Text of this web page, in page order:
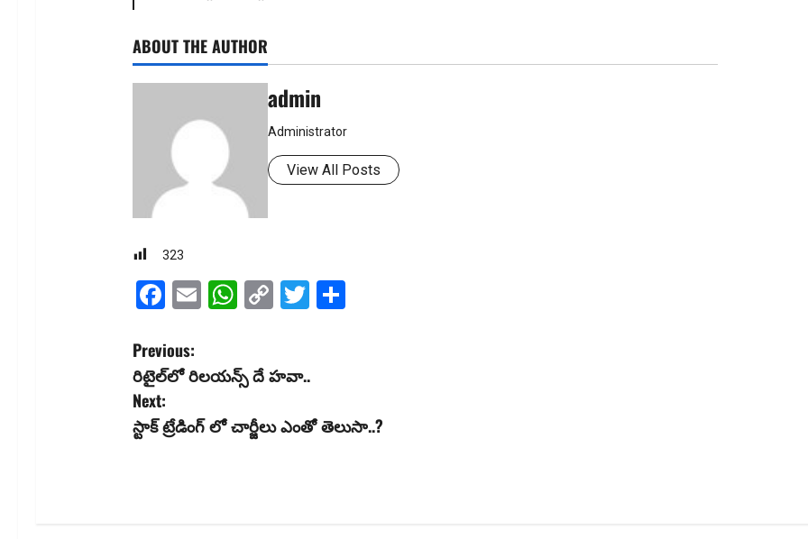
ABOUT THE AUTHOR
admin
Administrator
View All Posts
323
Facebook
EmailWhatsApp
CopyTwitter
Share
P
o
s
Previous:
రిటైల్‌లో రిల‌య‌న్స్ దే హ‌వా..
Next:
స్టాక్ ట్రేడింగ్ లో చార్జీలు ఎంతో తెలుసా..?